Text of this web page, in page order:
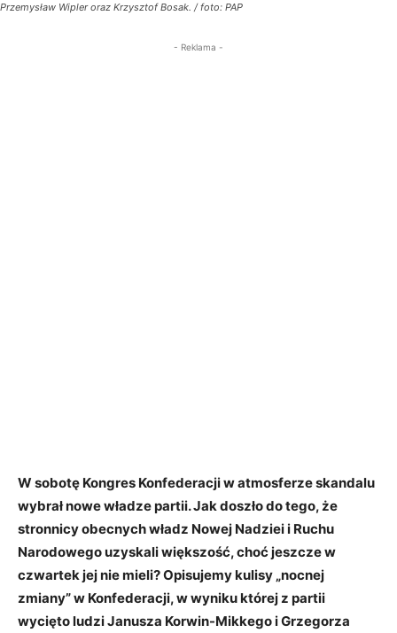
Przemysław Wipler oraz Krzysztof Bosak. / foto: PAP
- Reklama -
W sobotę Kongres Konfederacji w atmosferze skandalu
wybrał nowe władze partii. Jak doszło do tego, że
stronnicy obecnych władz Nowej Nadziei i Ruchu
Narodowego uzyskali większość, choć jeszcze w
czwartek jej nie mieli? Opisujemy kulisy „nocnej
zmiany” w Konfederacji, w wyniku której z partii
wycięto ludzi Janusza Korwin-Mikkego i Grzegorza